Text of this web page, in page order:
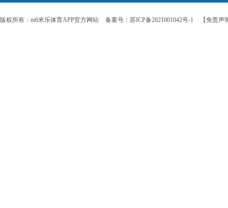
版权所有：m6米乐体育APP官方网站 备案号：苏ICP备2021001042号-1 【免责声